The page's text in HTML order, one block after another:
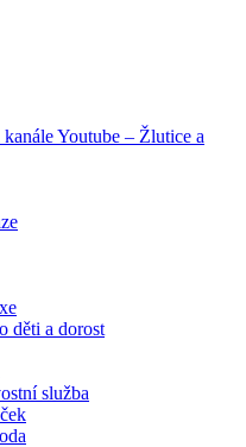
Youtube – Žlutice a
děti a dorost
služba